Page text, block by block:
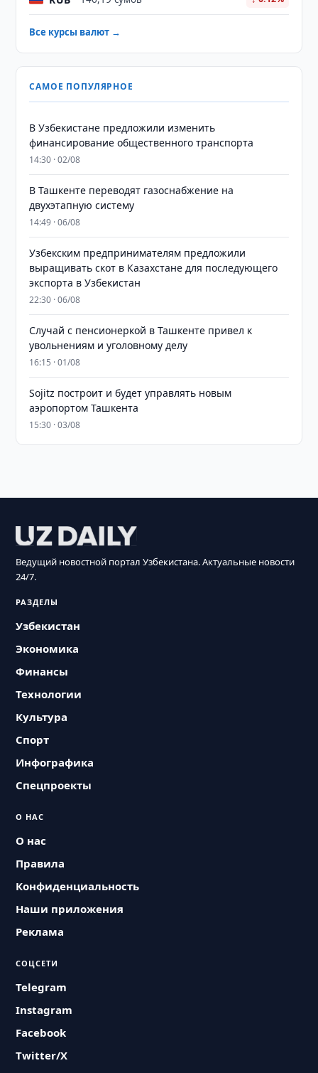
Все курсы валют →
САМОЕ ПОПУЛЯРНОЕ
В Узбекистане предложили изменить
финансирование общественного транспорта
14:30 · 02/08
В Ташкенте переводят газоснабжение на
двухэтапную систему
14:49 · 06/08
Узбекским предпринимателям предложили
выращивать скот в Казахстане для последующего
экспорта в Узбекистан
22:30 · 06/08
Случай с пенсионеркой в Ташкенте привел к
увольнениям и уголовному делу
16:15 · 01/08
Sojitz построит и будет управлять новым
аэропортом Ташкента
15:30 · 03/08
Ведущий новостной портал Узбекистана. Актуальные новости
24/7.
РАЗДЕЛЫ
Узбекистан
Экономика
Финансы
Технологии
Культура
Спорт
Инфографика
Спецпроекты
О НАС
О нас
Правила
Конфиденциальность
Наши приложения
Реклама
СОЦСЕТИ
Telegram
Instagram
Facebook
Twitter/X